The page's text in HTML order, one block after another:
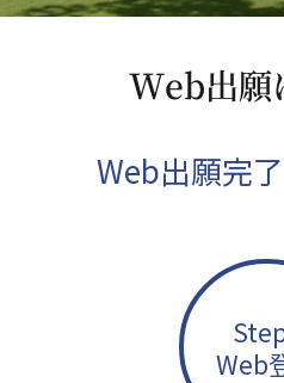
Web出願
Web出願完
Web